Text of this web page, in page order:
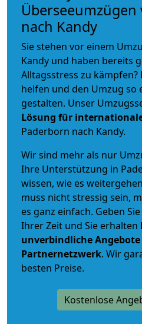
nach Kandy
Sie stehen vor einem
Kandy und haben bereits
Alltagsstress zu kämpfen?
helfen und den Umzug so
gestalten. Unser
Lösung für
Paderborn nach Kandy.
Wir sind mehr als nur
Ihre Unterstützung in
wissen, wie es
muss nicht stressig sein,
es ganz einfach. Geben
Ihrer Zeit und Sie erhalten
unverbindliche
Partnernetzwerk. Wir
besten Preise.
Kostenlose